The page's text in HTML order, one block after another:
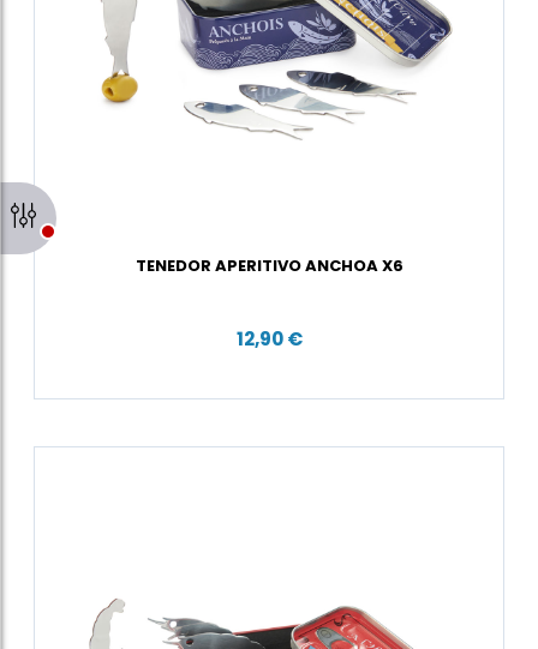
TENEDOR APERITIVO ANCHOA X6
12,90 €